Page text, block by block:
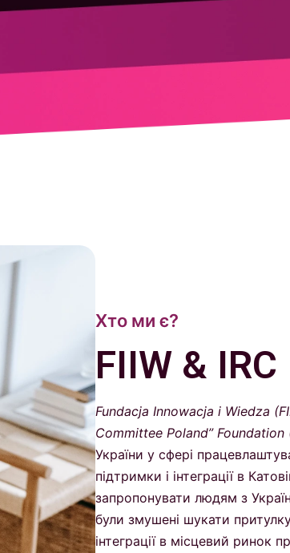
Хто ми є?
FIIW & IRC
Fundacja Innowacja i Wiedza
Committee Poland” Foundation
України у сфері
підтримки і інтеграції в
запропонувати людям з
були змушені шукати
інтеграції в місцевий ринок